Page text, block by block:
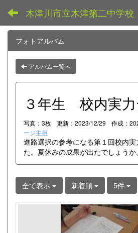
木津川市立木津第二中学校
フォトアルバム
アルバム一覧へ
３年生 校内実力
写真：3枚 更新：2023/12/29 作成：
ージ主担
進路選択の参考になる第１回校内
た。夏休みの成果が出たでしょうか。
全て表示 新着順 5件